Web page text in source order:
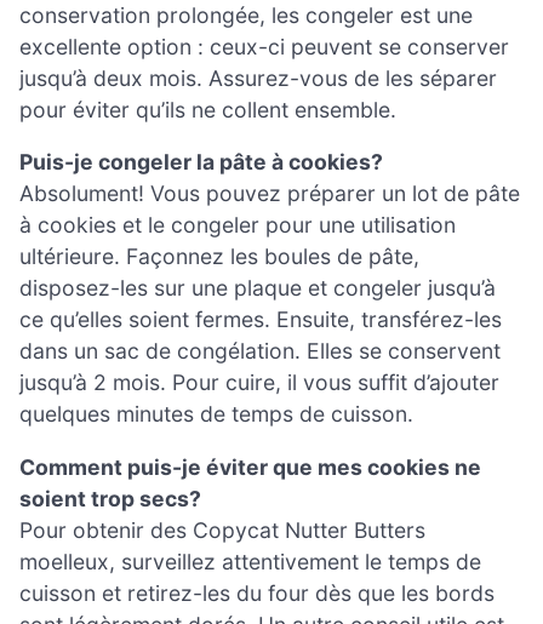
conservation prolongée, les congeler est une
excellente option : ceux-ci peuvent se conserver
jusqu’à deux mois. Assurez-vous de les séparer
pour éviter qu’ils ne collent ensemble.
Puis-je congeler la pâte à cookies?
Absolument! Vous pouvez préparer un lot de pâte
à cookies et le congeler pour une utilisation
ultérieure. Façonnez les boules de pâte,
disposez-les sur une plaque et congeler jusqu’à
ce qu’elles soient fermes. Ensuite, transférez-les
dans un sac de congélation. Elles se conservent
jusqu’à 2 mois. Pour cuire, il vous suffit d’ajouter
quelques minutes de temps de cuisson.
Comment puis-je éviter que mes cookies ne
soient trop secs?
Pour obtenir des Copycat Nutter Butters
moelleux, surveillez attentivement le temps de
cuisson et retirez-les du four dès que les bords